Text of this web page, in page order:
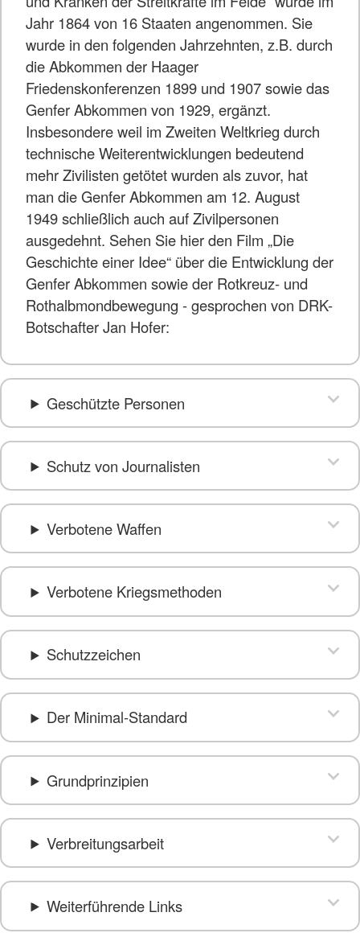
Jahr 1864 von 16 Staaten angenommen. Sie
wurde in den folgenden Jahrzehnten, z.B. durch
die Abkommen der Haager
Friedenskonferenzen 1899 und 1907 sowie das
Genfer Abkommen von 1929, ergänzt.
Insbesondere weil im Zweiten Weltkrieg durch
technische Weiterentwicklungen bedeutend
mehr Zivilisten getötet wurden als zuvor, hat
man die Genfer Abkommen am 12. August
1949 schließlich auch auf Zivilpersonen
ausgedehnt. Sehen Sie hier den Film „Die
Geschichte einer Idee“ über die Entwicklung der
Genfer Abkommen sowie der Rotkreuz- und
Rothalbmondbewegung - gesprochen von DRK-
Botschafter Jan Hofer:
Geschützte Personen
Schutz von Journalisten
Verbotene Waffen
Verbotene Kriegsmethoden
Schutzzeichen
Der Minimal-Standard
Grundprinzipien
Verbreitungsarbeit
Weiterführende Links